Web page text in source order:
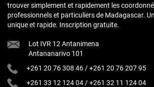
trouver simplement et rapidement les
professionnels et particuliers de Madagascar.
unique et rapide. Inscription gratuite.
Lot IVR 12 Antanimena
Antananarivo 101
+261 20 76 308 46 /+261 20 76 207 95
+261 33 12 124 04 /+261 32 11 124 04